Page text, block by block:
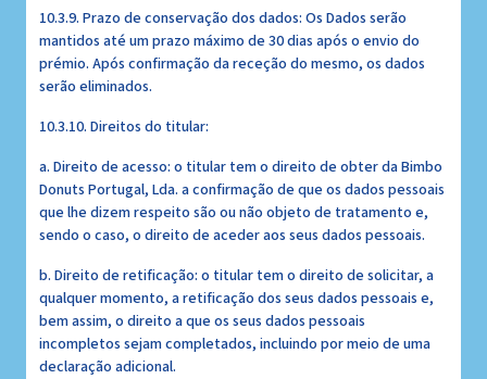
10.3.9. Prazo de conservação dos dados: Os Dados serão
mantidos até um prazo máximo de 30 dias após o envio do
prémio. Após confirmação da receção do mesmo, os dados
serão eliminados.
10.3.10. Direitos do titular:
a. Direito de acesso: o titular tem o direito de obter da Bimbo
Donuts Portugal, Lda. a confirmação de que os dados pessoais
que lhe dizem respeito são ou não objeto de tratamento e,
sendo o caso, o direito de aceder aos seus dados pessoais.
b. Direito de retificação: o titular tem o direito de solicitar, a
qualquer momento, a retificação dos seus dados pessoais e,
bem assim, o direito a que os seus dados pessoais
incompletos sejam completados, incluindo por meio de uma
declaração adicional.